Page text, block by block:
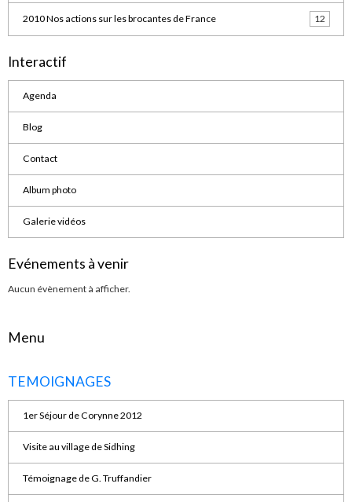
2010 Nos actions sur les brocantes de France 12
Interactif
Agenda
Blog
Contact
Album photo
Galerie vidéos
Evénements à venir
Aucun évènement à afficher.
Menu
TEMOIGNAGES
1er Séjour de Corynne 2012
Visite au village de Sidhing
Témoignage de G. Truffandier